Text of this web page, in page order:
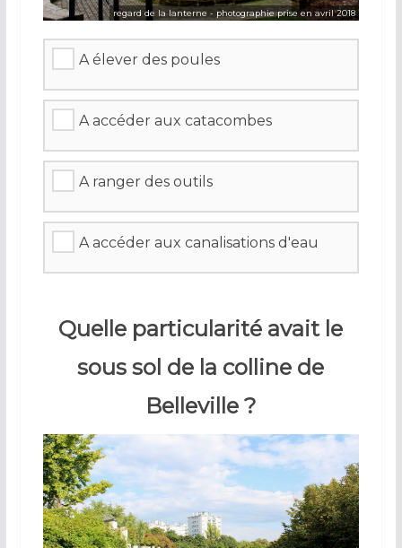
regard de la lanterne - photographie prise en avril 2018
A élever des poules
A accéder aux catacombes
A ranger des outils
A accéder aux canalisations d'eau
Quelle particularité avait le
sous sol de la colline de
Belleville ?